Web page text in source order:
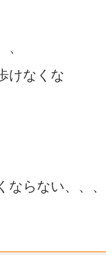
けなくな
らない、、、